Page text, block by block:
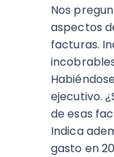
Nos
aspectos
facturas.
ejecutivo.
de esas
Indica
gasto en